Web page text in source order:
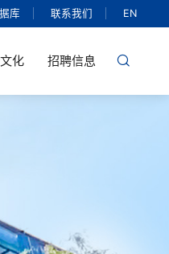
库 联系我们 EN
化 招聘信息